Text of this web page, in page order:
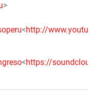
>
<http://
<https://